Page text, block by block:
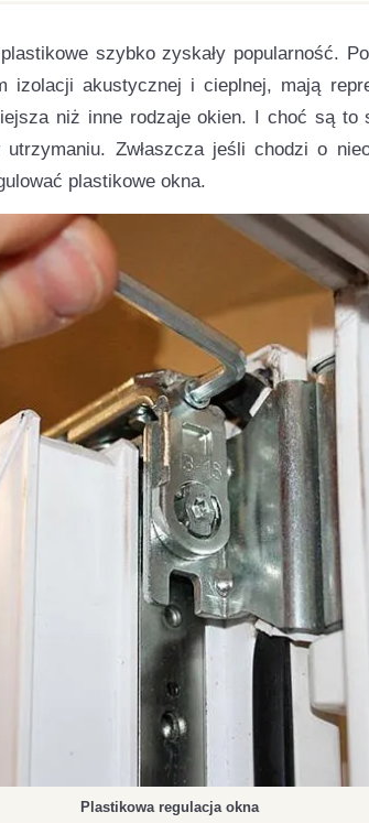
szybko zyskały popularność.
izolacji akustycznej i cieplnej, mają
niż inne rodzaje okien. I choć są to
utrzymaniu. Zwłaszcza jeśli chodzi o
plastikowe okna.
Plastikowa regulacja okna